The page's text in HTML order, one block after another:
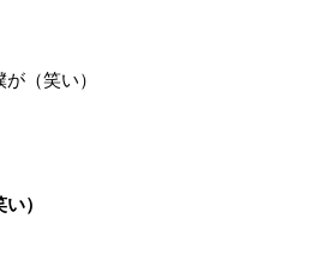
（笑い）
）